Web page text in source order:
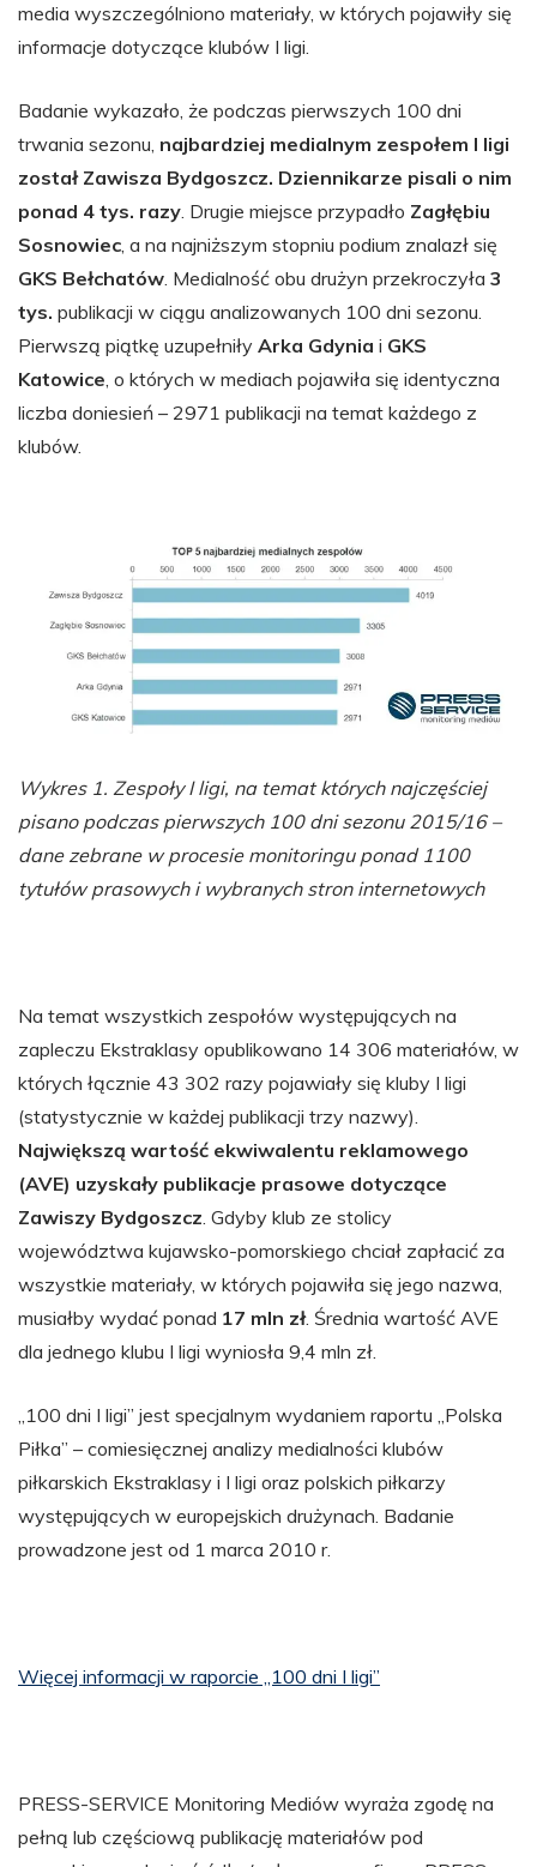
media wyszczególniono materiały, w których pojawiły się
informacje dotyczące klubów I ligi.
Badanie wykazało, że podczas pierwszych 100 dni
trwania sezonu, najbardziej medialnym zespołem I ligi
został Zawisza Bydgoszcz. Dziennikarze pisali o nim
ponad 4 tys. razy. Drugie miejsce przypadło Zagłębiu
Sosnowiec, a na najniższym stopniu podium znalazł się
GKS Bełchatów. Medialność obu drużyn przekroczyła 3
tys. publikacji w ciągu analizowanych 100 dni sezonu.
Pierwszą piątkę uzupełniły Arka Gdynia i GKS
Katowice, o których w mediach pojawiła się identyczna
liczba doniesień – 2971 publikacji na temat każdego z
klubów.
Wykres 1. Zespoły I ligi, na temat których najczęściej
pisano podczas pierwszych 100 dni sezonu 2015/16 –
dane zebrane w procesie monitoringu ponad 1100
tytułów prasowych i wybranych stron internetowych
Na temat wszystkich zespołów występujących na
zapleczu Ekstraklasy opublikowano 14 306 materiałów, w
których łącznie 43 302 razy pojawiały się kluby I ligi
(statystycznie w każdej publikacji trzy nazwy).
Największą wartość ekwiwalentu reklamowego
(AVE) uzyskały publikacje prasowe dotyczące
Zawiszy Bydgoszcz . Gdyby klub ze stolicy
województwa kujawsko-pomorskiego chciał zapłacić za
wszystkie materiały, w których pojawiła się jego nazwa,
musiałby wydać ponad 17 mln zł. Średnia wartość AVE
dla jednego klubu I ligi wyniosła 9,4 mln zł.
„100 dni I ligi” jest specjalnym wydaniem raportu „Polska
Piłka” – comiesięcznej analizy medialności klubów
piłkarskich Ekstraklasy i I ligi oraz polskich piłkarzy
występujących w europejskich drużynach. Badanie
prowadzone jest od 1 marca 2010 r.
Więcej informacji w raporcie „100 dni I ligi”
PRESS-SERVICE Monitoring Mediów wyraża zgodę na
pełną lub częściową publikację materiałów pod